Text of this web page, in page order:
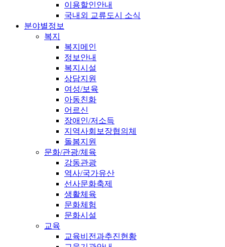
이용할인안내
국내외 교류도시 소식
분야별정보
복지
복지메인
정보안내
복지시설
상담지원
여성/보육
아동친화
어르신
장애인/저소득
지역사회보장협의체
돌봄지원
문화/관광/체육
강동관광
역사/국가유산
선사문화축제
생활체육
문화체험
문화시설
교육
교육비전과추진현황